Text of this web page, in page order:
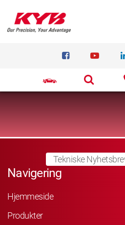
Tekniske
Navigering
Hjemmeside
Produkter